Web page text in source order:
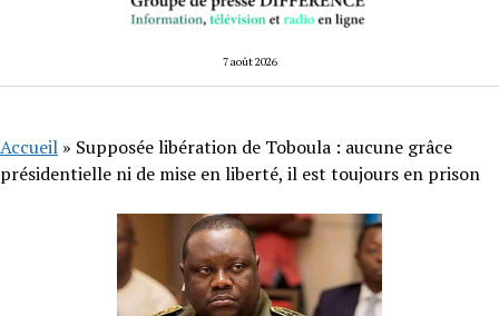
7 août 2026
Accueil » Supposée libération de Toboula : aucune grâce
présidentielle ni de mise en liberté, il est toujours en prison